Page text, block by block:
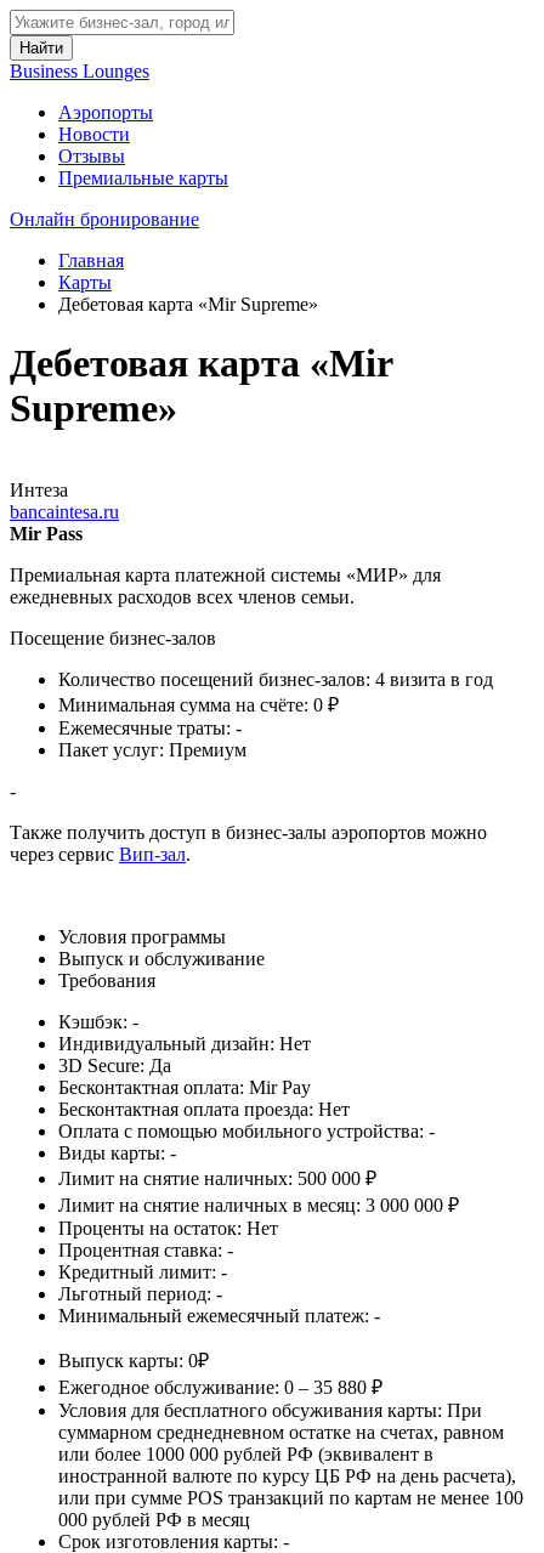
Найти
Business Lounges
Аэропорты
Новости
Отзывы
Премиальные карты
Онлайн бронирование
Главная
Карты
Дебетовая карта «Mir Supreme»
Дебетовая карта «Mir
Supreme»
Интеза
bancaintesa.ru
Mir Pass
Премиальная карта платежной системы «МИР» для
ежедневных расходов всех членов семьи.
Посещение бизнес-залов
Количество посещений бизнес-залов: 4 визита в год
Минимальная сумма на счёте: 0 ₽
Ежемесячные траты: -
Пакет услуг: Премиум
-
Также получить доступ в бизнес-залы аэропортов можно
через сервис Вип-зал.
Условия программы
Выпуск и обслуживание
Требования
Кэшбэк: -
Индивидуальный дизайн: Нет
3D Secure: Да
Бесконтактная оплата: Mir Pay
Бесконтактная оплата проезда: Нет
Оплата с помощью мобильного устройства: -
Виды карты: -
Лимит на снятие наличных: 500 000 ₽
Лимит на снятие наличных в месяц: 3 000 000 ₽
Проценты на остаток: Нет
Процентная ставка: -
Кредитный лимит: -
Льготный период: -
Минимальный ежемесячный платеж: -
Выпуск карты: 0₽
Ежегодное обслуживание: 0 – 35 880 ₽
Условия для бесплатного обсуживания карты: При
суммарном среднедневном остатке на счетах, равном
или более 1000 000 рублей РФ (эквивалент в
иностранной валюте по курсу ЦБ РФ на день расчета),
или при сумме POS транзакций по картам не менее 100
000 рублей РФ в месяц
Срок изготовления карты: -